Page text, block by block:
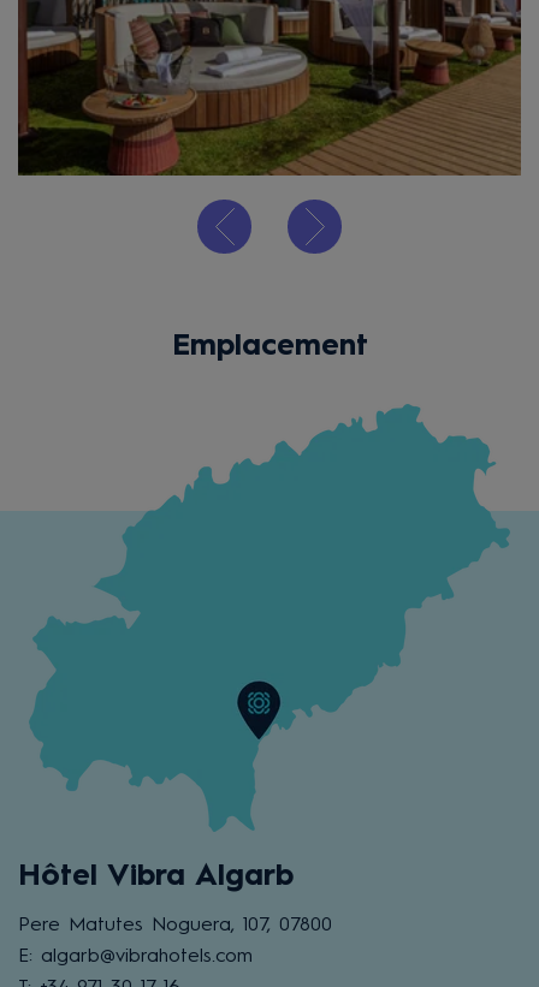
Emplacement
Hôtel Vibra Algarb
Pere Matutes Noguera, 107, 07800
E: algarb@vibrahotels.com